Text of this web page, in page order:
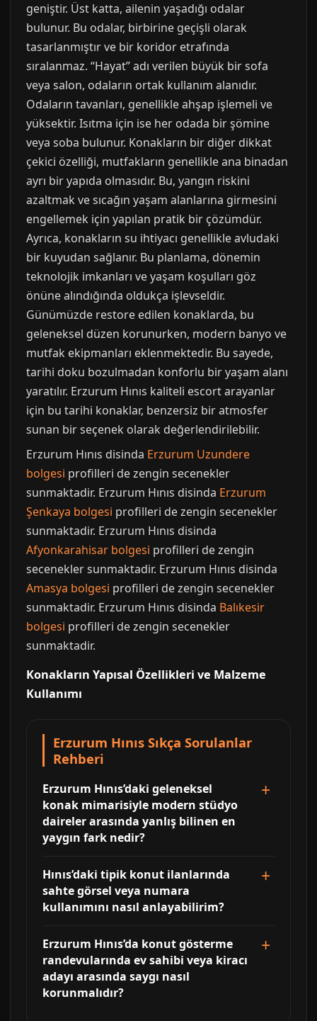
geniştir. Üst katta, ailenin yaşadığı odalar
bulunur. Bu odalar, birbirine geçişli olarak
tasarlanmıştır ve bir koridor etrafında
sıralanmaz. “Hayat” adı verilen büyük bir sofa
veya salon, odaların ortak kullanım alanıdır.
Odaların tavanları, genellikle ahşap işlemeli ve
yüksektir. Isıtma için ise her odada bir şömine
veya soba bulunur. Konakların bir diğer dikkat
çekici özelliği, mutfakların genellikle ana binadan
ayrı bir yapıda olmasıdır. Bu, yangın riskini
azaltmak ve sıcağın yaşam alanlarına girmesini
engellemek için yapılan pratik bir çözümdür.
Ayrıca, konakların su ihtiyacı genellikle avludaki
bir kuyudan sağlanır. Bu planlama, dönemin
teknolojik imkanları ve yaşam koşulları göz
önüne alındığında oldukça işlevseldir.
Günümüzde restore edilen konaklarda, bu
geleneksel düzen korunurken, modern banyo ve
mutfak ekipmanları eklenmektedir. Bu sayede,
tarihi doku bozulmadan konforlu bir yaşam alanı
yaratılır. Erzurum Hınıs kaliteli escort arayanlar
için bu tarihi konaklar, benzersiz bir atmosfer
sunan bir seçenek olarak değerlendirilebilir.
Erzurum Hınıs disinda Erzurum Uzundere
bolgesi profilleri de zengin secenekler
sunmaktadir. Erzurum Hınıs disinda Erzurum
Şenkaya bolgesi profilleri de zengin secenekler
sunmaktadir. Erzurum Hınıs disinda
Afyonkarahisar bolgesi profilleri de zengin
secenekler sunmaktadir. Erzurum Hınıs disinda
Amasya bolgesi profilleri de zengin secenekler
sunmaktadir. Erzurum Hınıs disinda Balıkesir
bolgesi profilleri de zengin secenekler
sunmaktadir.
Konakların Yapısal Özellikleri ve Malzeme
Kullanımı
Erzurum Hınıs Sıkça Sorulanlar
Rehberi
Erzurum Hınıs’daki geleneksel
konak mimarisiyle modern stüdyo
daireler arasında yanlış bilinen en
yaygın fark nedir?
Hınıs’daki tipik konut ilanlarında
sahte görsel veya numara
kullanımını nasıl anlayabilirim?
Erzurum Hınıs’da konut gösterme
randevularında ev sahibi veya kiracı
adayı arasında saygı nasıl
korunmalıdır?